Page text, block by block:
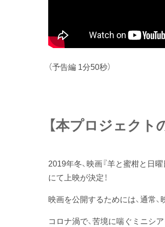
（予告編 1分50秒）
【本プロジェクト
2019年冬、映画『羊と蜜柑と日
にて上映が決定！
映画を公開するためには、通常
コロナ渦で、苦境に喘ぐミニシ